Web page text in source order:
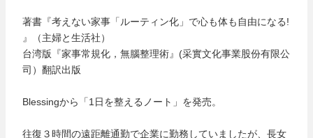
著書『考えない家事「ルーティン化」で心も体も自由になる!
』（主婦と生活社）
台湾版『家事常規化，無腦整理術』(采實文化事業股份有限公
司）翻訳出版
Blessingから「1日を整えるノート」を発売。
往復３時間の遠距離通勤で企業に勤務していましたが、長女